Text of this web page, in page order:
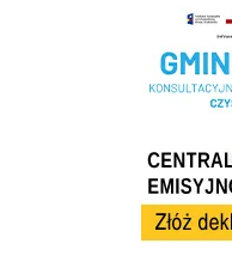
Realizacja
Centrala